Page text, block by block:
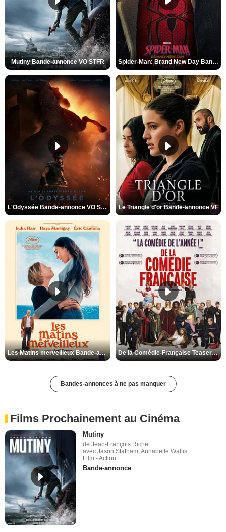
Mutiny Bande-annonce VO STFR Spider-Man: Brand New Day Bande-annonce VO STFR
L'Odyssée Bande-annonce VO STFR Le Triangle d'or Bande-annonce VF
Les Matins merveilleux Bande-annonce VF De la Comédie-Française Teaser VF
Bandes-annonces à ne pas manquer
Films Prochainement au Cinéma
Mutiny
de Jean-François Richet
avec Jason Statham, Annabelle Wallis
Film - Action
Bande-annonce